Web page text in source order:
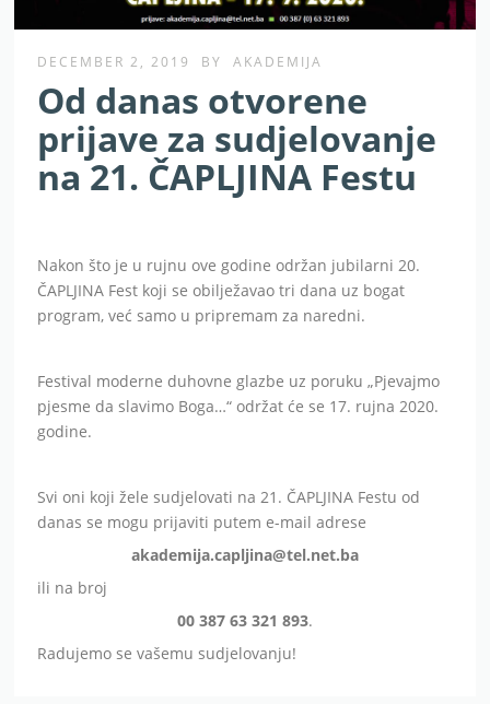
DECEMBER 2, 2019 BY AKADEMIJA
Od danas otvorene
prijave za sudjelovanje
na 21. ČAPLJINA Festu
Nakon što je u rujnu ove godine održan jubilarni 20.
ČAPLJINA Fest koji se obilježavao tri dana uz bogat
program, već samo u pripremam za naredni.
Festival moderne duhovne glazbe uz poruku „Pjevajmo
pjesme da slavimo Boga…“ održat će se 17. rujna 2020.
godine.
Svi oni koji žele sudjelovati na 21. ČAPLJINA Festu od
danas se mogu prijaviti putem e-mail adrese
akademija.capljina@tel.net.ba
ili na broj
00 387 63 321 893.
Radujemo se vašemu sudjelovanju!